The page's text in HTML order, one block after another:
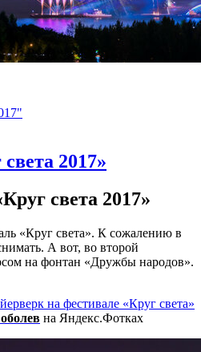
2017»
света 2017»
«Круг света». К сожалению в
А вот, во второй
на фонтан «Дружбы народов».
на фестивале «Круг света»
на Яндекс.Фотках